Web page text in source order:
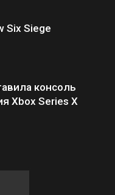
Six Siege
консоль
Xbox Series X